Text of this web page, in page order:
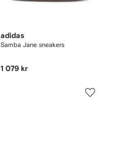
adidas
Samba Jane sneakers
1 079 kr